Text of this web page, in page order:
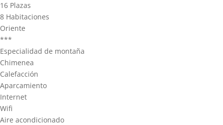
16 Plazas
8 Habitaciones
Oriente
***
Especialidad de montaña
Chimenea
Calefacción
Aparcamiento
Internet
Wifi
Aire acondicionado